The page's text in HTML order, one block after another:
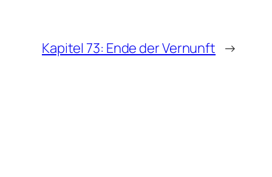
Kapitel 73: Ende der Vernunft →